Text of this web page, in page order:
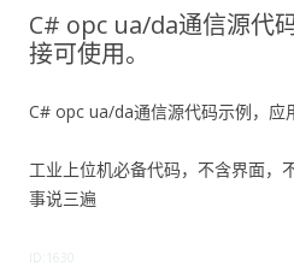
C# opc ua/da通信源代
接可使用。
C# opc ua/da通信源代码示例，应
工业上位机必备代码，不含界面，
事说三遍
ID:1630